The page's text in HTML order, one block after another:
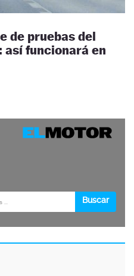
de pruebas del
así funcionará en